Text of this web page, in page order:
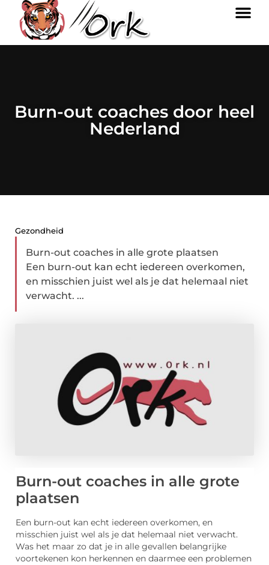
Burn-out coaches door heel
Nederland
Gezondheid
Burn-out coaches in alle grote plaatsen
Een burn-out kan echt iedereen overkomen,
en misschien juist wel als je dat helemaal niet
verwacht. ...
Burn-out coaches in alle grote
plaatsen
Een burn-out kan echt iedereen overkomen, en
misschien juist wel als je dat helemaal niet verwacht.
Was het maar zo dat je in alle gevallen belangrijke
voortekenen kon herkennen en daarmee een problemen